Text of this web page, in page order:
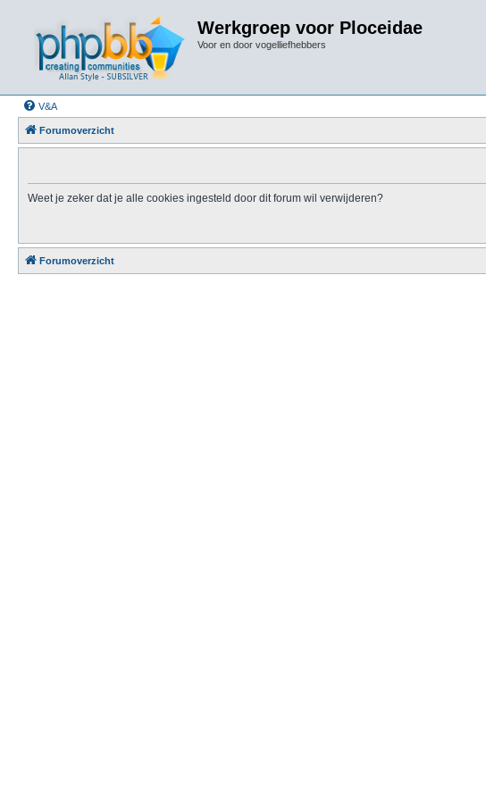
Werkgroep voor Ploceidae
Voor en door vogelliefhebbers
V&A
Forumoverzicht
Weet je zeker dat je alle cookies ingesteld door dit forum wil verwijderen?
Forumoverzicht